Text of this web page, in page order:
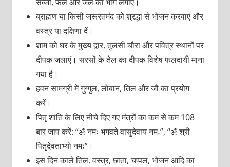
सब्जी, फल और जल का भोग लगाएं।
ब्राह्मण या किसी जरूरतमंद को श्रद्धा से भोजन करवाएं और
वस्त्र या दक्षिणा दें।
शाम को घर के मुख्य द्वार, तुलसी चौरा और पवित्र स्थानों पर
दीपक जलाएं। सरसों के तेल का दीपक विशेष फलदायी माना
गया है।
हवन सामग्री में गुग्गुल, लोबान, तिल और जौ का प्रयोग
करें।
पितृ शांति के लिए नीचे दिए गए मंत्रों का कम से कम 108
बार जाप करें: “ॐ नमः भगवते वासुदेवाय नमः”, “ॐ श्री
पितृदेवताभ्यो नमः”।
इस दिन काले तिल, वस्त्र, छाता, चप्पल, भोजन आदि का